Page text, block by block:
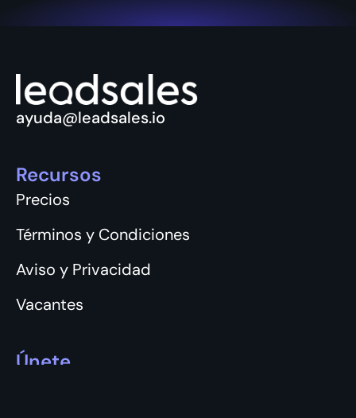
ayuda@leadsales.io
Recursos
Precios
Términos y Condiciones
Aviso y Privacidad
Vacantes
Únete